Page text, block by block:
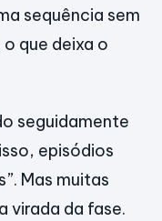
sequência sem
que deixa o
seguidamente
episódios
Mas muitas
virada da fase.